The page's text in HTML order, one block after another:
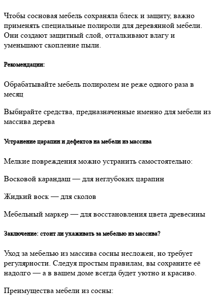
Чтобы сосновая мебель сохраняла блеск и защиту, важно
применять специальные полироли для деревянной мебели.
Они создают защитный слой, отталкивают влагу и
уменьшают скопление пыли.
Рекомендации:
Обрабатывайте мебель полиролем не реже одного раза в
месяц
Выбирайте средства, предназначенные именно для мебели из
массива дерева
Устранение царапин и дефектов на мебели из массива
Мелкие повреждения можно устранить самостоятельно:
Восковой карандаш — для неглубоких царапин
Жидкий воск — для сколов
Мебельный маркер — для восстановления цвета древесины
Заключение: стоит ли ухаживать за мебелью из массива?
Уход за мебелью из массива сосны несложен, но требует
регулярности. Следуя простым правилам, вы сохраните её
надолго — а в вашем доме всегда будет уютно и красиво.
Преимущества мебели из сосны: